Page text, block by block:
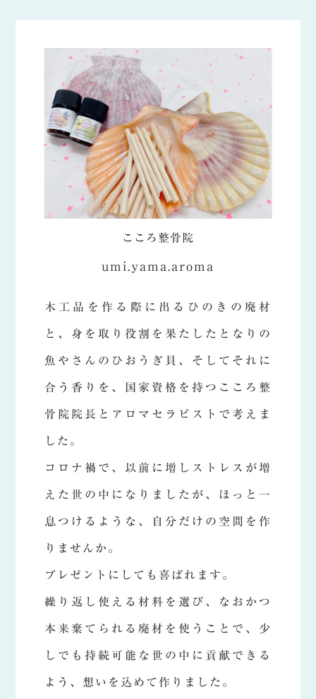
こころ整骨院
umi.yama.aroma
木工品を作る際に出るひのきの廃材
と、身を取り役割を果たしたとなりの
魚やさんのひおうぎ貝、そしてそれに
合う香りを、国家資格を持つこころ整
骨院院長とアロマセラピストで考えま
した。
コロナ禍で、以前に増しストレスが増
えた世の中になりましたが、ほっと一
息つけるような、自分だけの空間を作
りませんか。
プレゼントにしても喜ばれます。
繰り返し使える材料を選び、なおかつ
本来棄てられる廃材を使うことで、少
しでも持続可能な世の中に貢献できる
よう、想いを込めて作りました。